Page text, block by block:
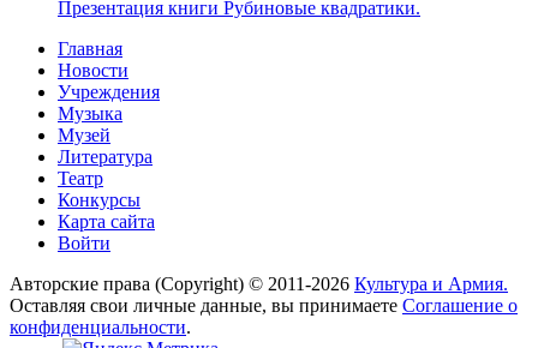
Презентация книги Рубиновые квадратики.
Главная
Новости
Учреждения
Музыка
Музей
Литература
Театр
Конкурсы
Карта сайта
Войти
Авторские права (Copyright) © 2011-2026 Культура и Армия.
Оставляя свои личные данные, вы принимаете Соглашение о
конфиденциальности.